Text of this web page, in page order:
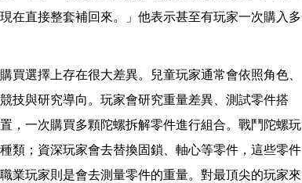
在直接整套補回來。」他表示甚至有玩家一次購入多
買選擇上存在很大差異。兒童玩家通常會依照角色、
技與研究導向。玩家會研究重量差異、測試零件搭
，一次購買多顆陀螺拆解零件進行組合。戰鬥陀螺玩
類；資深玩家會去替換固鎖、軸心等零件，這些零件
業玩家則是會去測量零件的重量。對最頂尖的玩家來